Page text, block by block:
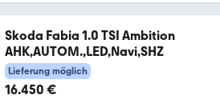
Skoda Fabia 1.0 TSI Ambition
AHK,AUTOM.,LED,Navi,SHZ
Lieferung möglich
16.450 €